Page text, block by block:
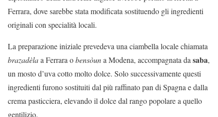
Ferrara, dove sarebbe stata modificata sostituendo gli ingredienti
originali con specialità locali.
La preparazione iniziale prevedeva una ciambella locale chiamata
brazadèlaa Ferrara obensòuna Modena, accompagnata da saba,
un mosto d’uva cotto molto dolce. Solo successivamente questi
ingredienti furono sostituiti dal più raffinato pan di Spagna e dalla
crema pasticciera, elevando il dolce dal rango popolare a quello
gentilizio.